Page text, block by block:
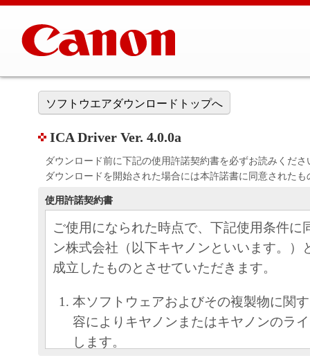
ソフトウエアダウンロードトップへ
ICA Driver Ver. 4.0.0a
ダウンロード前に下記の使用許諾契約書を必ずお読みくださ
ダウンロードを開始された場合には本許諾書に同意された
使用許諾契約書
ご使用になられた時点で、下記使用条件に
ン株式会社（以下キヤノンといいます。）
成立したものとさせていただきます。
本ソフトウェアおよびその複製物に関
容によりキヤノンまたはキヤノンのラ
します。